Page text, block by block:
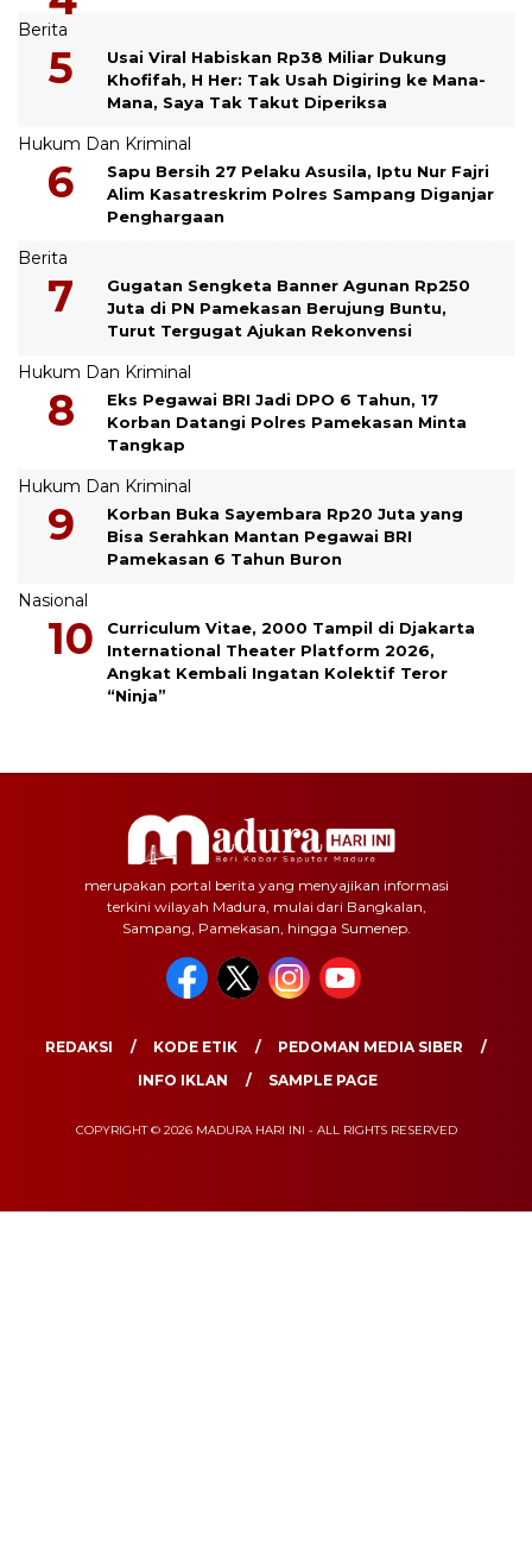
Berita
Usai Viral Habiskan Rp38 Miliar Dukung
Khofifah, H Her: Tak Usah Digiring ke Mana-
Mana, Saya Tak Takut Diperiksa
Hukum Dan Kriminal
Sapu Bersih 27 Pelaku Asusila, Iptu Nur Fajri
Alim Kasatreskrim Polres Sampang Diganjar
Penghargaan
Berita
Gugatan Sengketa Banner Agunan Rp250
Juta di PN Pamekasan Berujung Buntu,
Turut Tergugat Ajukan Rekonvensi
Hukum Dan Kriminal
Eks Pegawai BRI Jadi DPO 6 Tahun, 17
Korban Datangi Polres Pamekasan Minta
Tangkap
Hukum Dan Kriminal
Korban Buka Sayembara Rp20 Juta yang
Bisa Serahkan Mantan Pegawai BRI
Pamekasan 6 Tahun Buron
Nasional
Curriculum Vitae, 2000 Tampil di Djakarta
International Theater Platform 2026,
Angkat Kembali Ingatan Kolektif Teror
“Ninja”
merupakan portal berita yang menyajikan informasi
terkini wilayah Madura, mulai dari Bangkalan,
Sampang, Pamekasan, hingga Sumenep.
REDAKSI KODE ETIK
PEDOMAN MEDIA SIBER
INFO IKLAN
SAMPLE PAGE
COPYRIGHT © 2026 MADURA HARI INI - ALL RIGHTS RESERVED